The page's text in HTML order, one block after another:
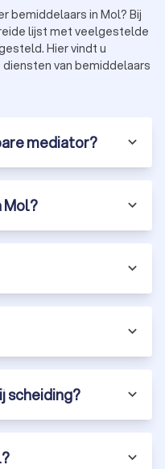
bemiddelaars in Mol? Bij
lijst met veelgestelde
Hier vindt u
van bemiddelaars
mediator?
Mol?
scheiding?